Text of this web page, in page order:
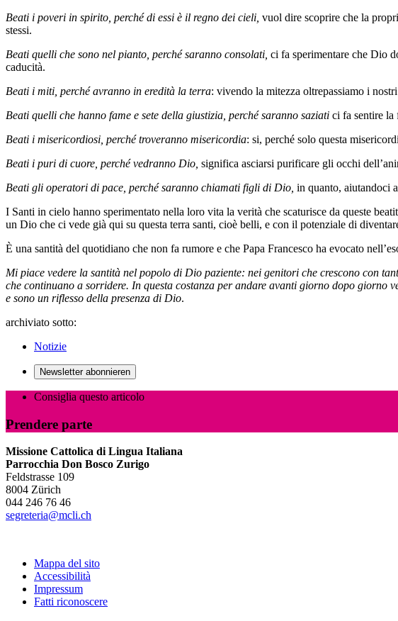
Beati i poveri in spirito, perché di essi è il regno dei cieli, vuol dire scoprire che la
stessi.
Beati quelli che sono nel pianto, perché saranno consolati, ci fa sperimentare che Dio
caducità.
Beati i miti, perché avranno in eredità la terra: vivendo la mitezza oltrepassiamo i
Beati quelli che hanno fame e sete della giustizia, perché saranno saziati ci fa sentire la
Beati i misericordiosi, perché troveranno misericordia: si, perché solo questa
Beati i puri di cuore, perché vedranno Dio, significa asciarsi purificare gli occhi
Beati gli operatori di pace, perché saranno chiamati figli di Dio, in quanto, aiutandoci
I Santi in cielo hanno sperimentato nella loro vita la verità che scaturisce da queste
un Dio che ci vede già qui su questa terra santi, cioè belli, e con il potenziale di
È una santità del quotidiano che non fa rumore e che Papa Francesco ha evocato
Mi piace vedere la santità nel popolo di Dio paziente: nei genitori che crescono con
che continuano a sorridere. In questa costanza per andare avanti giorno dopo
e sono un riflesso della presenza di Dio.
archiviato sotto:
Notizie
Newsletter abonnieren
Consiglia questo articolo
Prendere parte
Missione Cattolica di Lingua Italiana
Parrocchia Don Bosco Zurigo
Feldstrasse 109
8004 Zürich
044 246 76 46
segreteria@mcli.ch
Mappa del sito
Accessibilità
Impressum
Fatti riconoscere